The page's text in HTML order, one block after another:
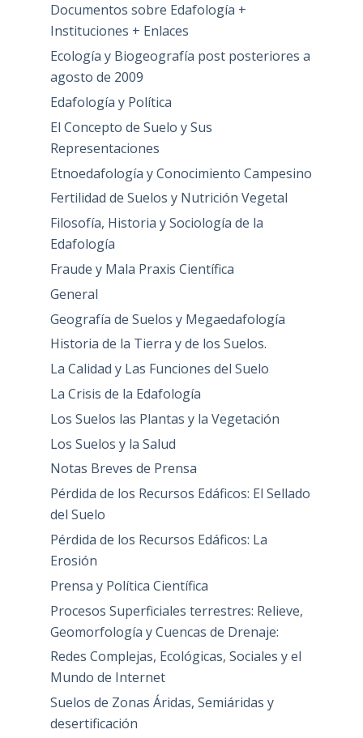
Documentos sobre Edafología +
Instituciones + Enlaces
Ecología y Biogeografía post posteriores a
agosto de 2009
Edafología y Política
El Concepto de Suelo y Sus
Representaciones
Etnoedafología y Conocimiento Campesino
Fertilidad de Suelos y Nutrición Vegetal
Filosofía, Historia y Sociología de la
Edafología
Fraude y Mala Praxis Científica
General
Geografía de Suelos y Megaedafología
Historia de la Tierra y de los Suelos.
La Calidad y Las Funciones del Suelo
La Crisis de la Edafología
Los Suelos las Plantas y la Vegetación
Los Suelos y la Salud
Notas Breves de Prensa
Pérdida de los Recursos Edáficos: El Sellado
del Suelo
Pérdida de los Recursos Edáficos: La
Erosión
Prensa y Política Científica
Procesos Superficiales terrestres: Relieve,
Geomorfología y Cuencas de Drenaje:
Redes Complejas, Ecológicas, Sociales y el
Mundo de Internet
Suelos de Zonas Áridas, Semiáridas y
desertificación